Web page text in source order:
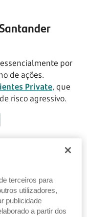
por
de ações.
Private, que
risco agressivo.
1 a 7.
terceiros para
utilizadores,
publicidade
a partir dos